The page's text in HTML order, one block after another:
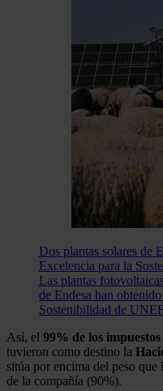
Dos plantas solares de
Excelencia para la
Las plantas
de Endesa han
Sostenibilidad de
Así, el 99% de los
tuvieron como destino la
sitúa por encima del peso
de la compañía (90%).